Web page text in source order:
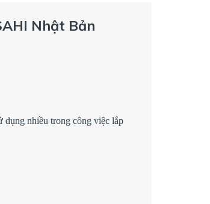
Nhật Bản
nhiều trong công việc lắp